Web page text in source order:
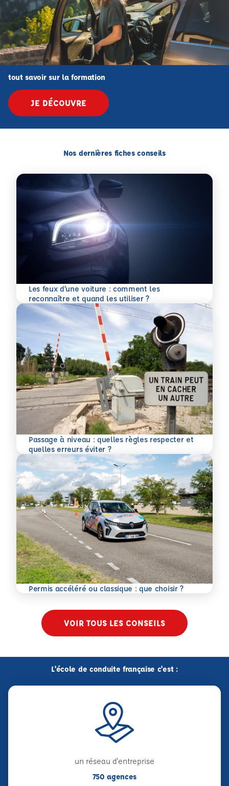
tout savoir sur la formation
JE DÉCOUVRE
Nos dernières fiches conseils
Les feux d’une voiture : comment les
reconnaître et quand les utiliser ?
En savoir plus
Passage à niveau : quelles règles respecter et
quelles erreurs éviter ?
En savoir plus
Permis accéléré ou classique : que choisir ?
En savoir plus
VOIR TOUS LES CONSEILS
L'école de conduite française c'est :
un réseau d'entreprise
750 agences